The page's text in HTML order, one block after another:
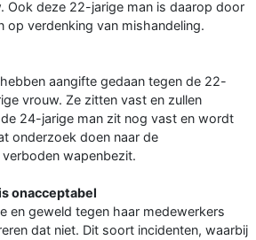
Ook deze 22-jarige man is daarop door
op verdenking van mishandeling.
aangifte gedaan tegen de 22-
vrouw. Ze zitten vast en zullen
24-jarige man zit nog vast en wordt
onderzoek doen naar de
wapenbezit.
onacceptabel
en geweld tegen haar medewerkers
dat niet. Dit soort incidenten, waarbij